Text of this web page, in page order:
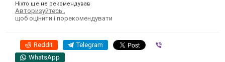
Ніхто ще не рекомендував
Авторизуйтесь ,
щоб оцінити і порекомендувати
Reddit Telegram
WhatsApp